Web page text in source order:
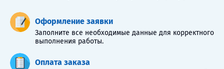
Оформление заявки
Заполните все необходимые данные для корректного
выполнения работы.
Оплата заказа